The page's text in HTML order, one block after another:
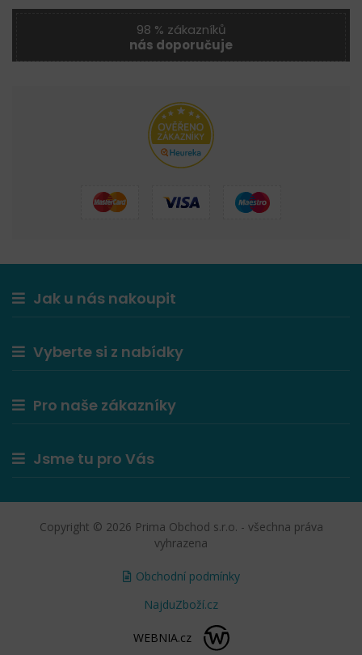
98 % zákazníků
nás doporučuje
Jak u nás nakoupit
Vyberte si z nabídky
Pro naše zákazníky
Jsme tu pro Vás
Copyright © 2026 Prima Obchod s.r.o. - všechna práva
vyhrazena
Obchodní podmínky
NajduZboží.cz
WEBNIA.cz